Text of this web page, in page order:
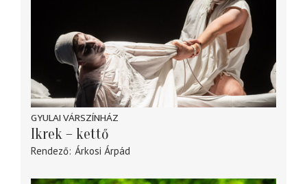
GYULAI VÁRSZÍNHÁZ
Ikrek – kettő
Rendező Árkosi Árpád